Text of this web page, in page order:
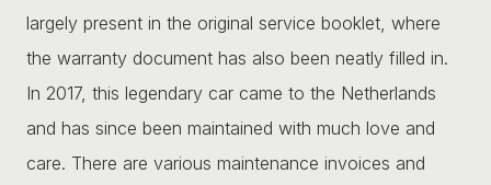
largely present in the original service booklet, where
the warranty document has also been neatly filled in.
In 2017, this legendary car came to the Netherlands
and has since been maintained with much love and
care. There are various maintenance invoices and